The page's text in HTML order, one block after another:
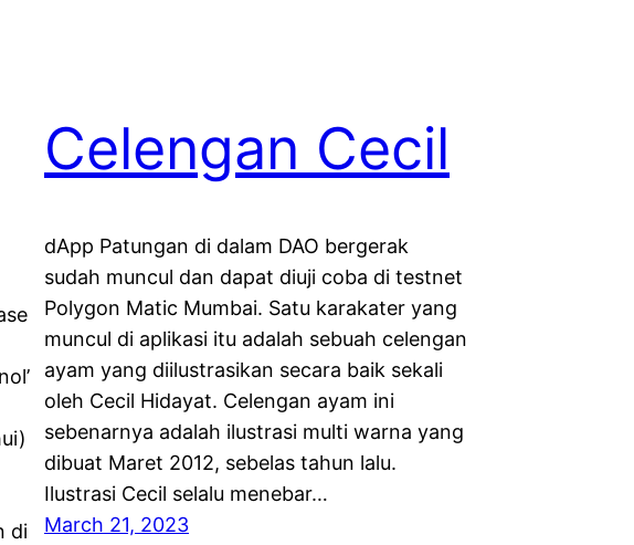
di
Celengan Cecil
dApp Patungan di dalam DAO bergerak
sudah muncul dan dapat diuji coba di testnet
Polygon Matic Mumbai. Satu karakater yang
muncul di aplikasi itu adalah sebuah celengan
ayam yang diilustrasikan secara baik sekali
oleh Cecil Hidayat. Celengan ayam ini
sebenarnya adalah ilustrasi multi warna yang
dibuat Maret 2012, sebelas tahun lalu.
Ilustrasi Cecil selalu menebar…
March 21, 2023